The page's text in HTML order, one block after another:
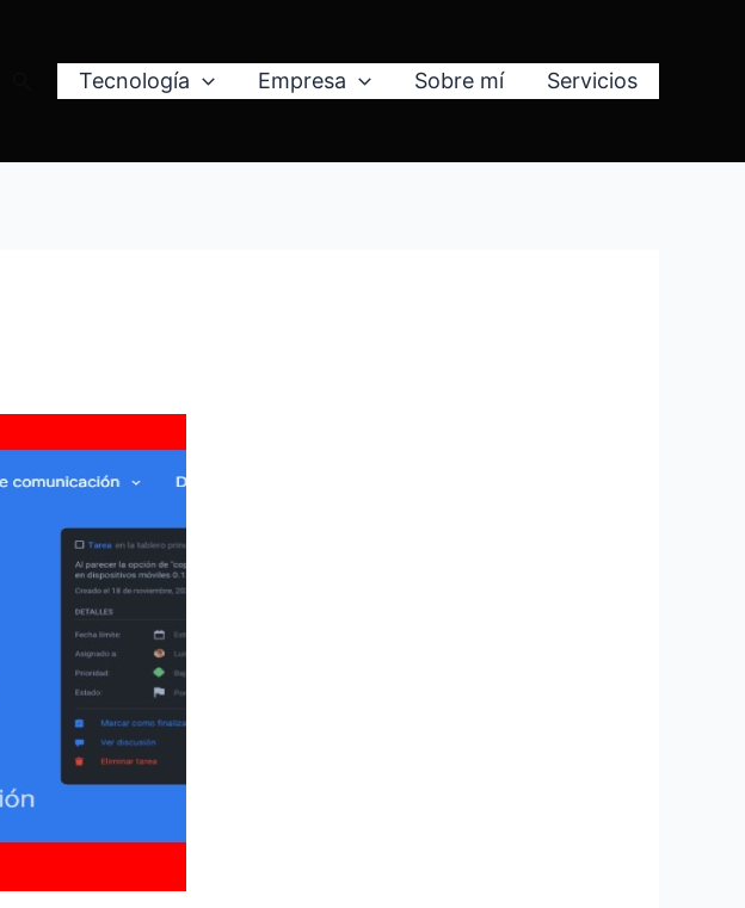
BuscarTecnología Empresa Sobre mí Servicios